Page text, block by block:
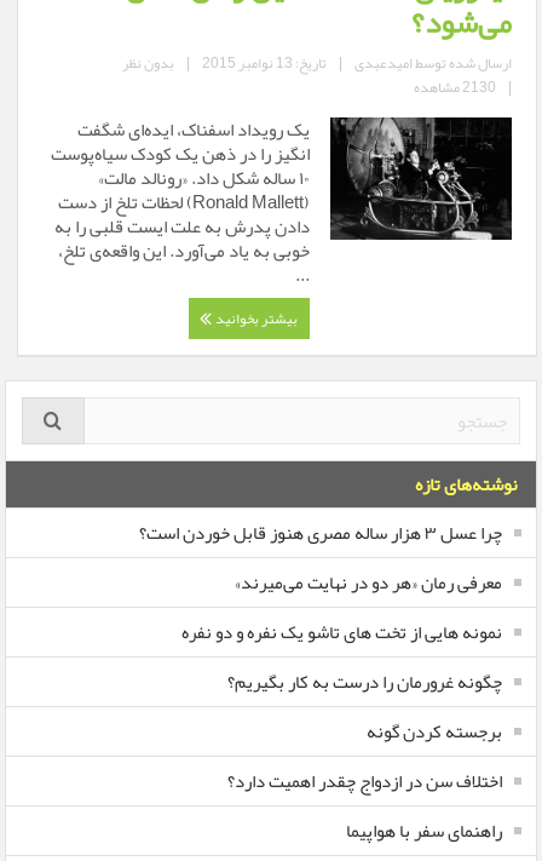
می‌شود؟
ارسال شده توسطامیدعبدی | تاریخ: 13 نوامبر 2015 | بدون نظر
| 2130 مشاهده
یک رویداد اسفناک، ایده‌ای شگفت
انگیز را در ذهن یک کودک سیاه‌پوست
۱۰ ساله شکل داد. «رونالد مالت»
(Ronald Mallett) لحظات تلخ از دست
دادن پدرش به علت ایست قلبی را به
خوبی به یاد می‌آورد. این واقعه‌ی تلخ،
...
بیشتر بخوانید
نوشته‌های تازه
چرا عسل ۳ هزار ساله‌ مصری هنوز قابل خوردن است؟
معرفی رمان «هر دو در نهایت می‌میرند»
نمونه هایی از تخت های تاشو یک نفره و دو نفره
چگونه غرورمان را درست به کار بگیریم؟
برجسته کردن گونه
اختلاف سن در ازدواج چقدر اهمیت دارد؟
راهنمای سفر با هواپیما